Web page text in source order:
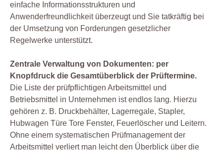
einfache Informationsstrukturen und
Anwenderfreundlichkeit überzeugt und Sie tatkräftig bei
der Umsetzung von Forderungen gesetzlicher
Regelwerke unterstützt.
Zentrale Verwaltung von Dokumenten: per
Knopfdruck die Gesamtüberblick der Prüftermine.
Die Liste der prüfpflichtigen Arbeitsmittel und
Betriebsmittel in Unternehmen ist endlos lang. Hierzu
gehören z. B. Druckbehälter, Lagerregale, Stapler,
Hubwagen Türe Tore Fenster, Feuerlöscher und Leitern.
Ohne einem systematischen Prüfmanagement der
Arbeitsmittel verliert man leicht den Überblick über die